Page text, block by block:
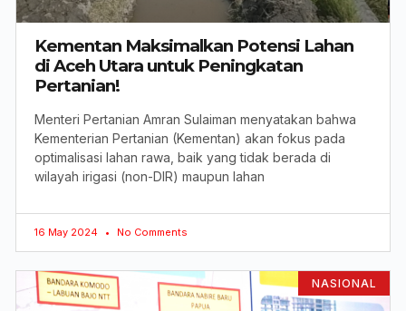
Kementan Maksimalkan Potensi Lahan
di Aceh Utara untuk Peningkatan
Pertanian!
Menteri Pertanian Amran Sulaiman menyatakan bahwa
Kementerian Pertanian (Kementan) akan fokus pada
optimalisasi lahan rawa, baik yang tidak berada di
wilayah irigasi (non-DIR) maupun lahan
16 May 2024 No Comments
NASIONAL